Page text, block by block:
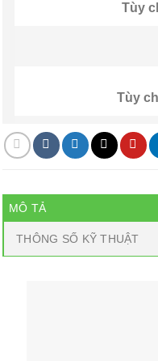
Tùy
Tùy
MÔ TẢ
THÔNG SỐ KỸ THUẬT